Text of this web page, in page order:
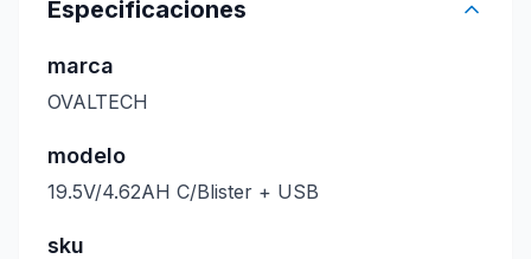
Especificaciones
marca
OVALTECH
modelo
19.5V/4.62AH C/Blister + USB
sku